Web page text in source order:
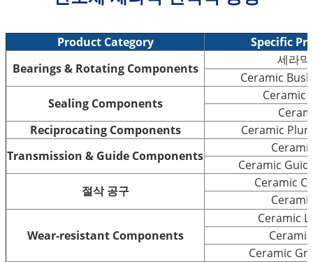
Product Category
Specific
Bearings & Rotating Components
세라
Ceramic
Sealing Components
Ceramic
Reciprocating Components
Ceramic
Transmission & Guide Components
Ceramic
절삭 공구
Ceramic
Wear-resistant Components
Ceramic
Ceramic